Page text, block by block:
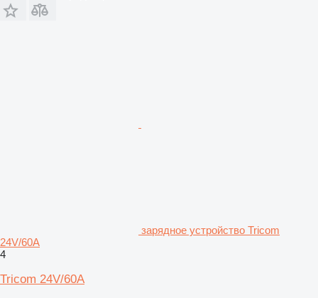
зарядное устройство Tricom
24V/60A
4
Tricom 24V/60A